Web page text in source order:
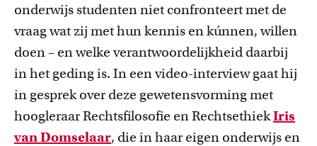
onderwijs studenten niet confronteert met de
vraag wat zij met hun kennis en kúnnen, willen
doen – en welke verantwoordelijkheid daarbij
in het geding is. In een video-interview gaat hij
in gesprek over deze gewetensvorming met
hoogleraar Rechtsfilosofie en RechtsethiekIris
van Domselaar, die in haar eigen onderwijs en